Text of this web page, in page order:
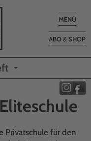
Toggle
MENÜ
ABO & SHOP
Privatschule für den